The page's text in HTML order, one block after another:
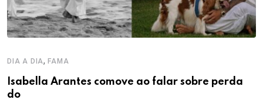
DIA A DIA,FAMA
Isabella Arantes comove ao falar sobre perda
do